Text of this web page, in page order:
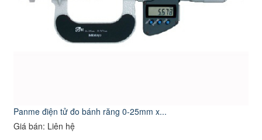
Panme điện tử đo bánh răng 0-25mm x...
Giá bán: Liên hệ